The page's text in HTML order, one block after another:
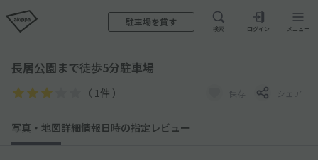
駐車場を貸す
検索 ログイン メニュー
長居公園まで徒歩5分駐車場
（ 1件 ） 保存 シェア
写真・地図詳細情報日時の指定 レビュー